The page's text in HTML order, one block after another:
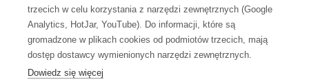
trzecich w celu korzystania z narzędzi zewnętrznych (Google
Analytics, HotJar, YouTube). Do informacji, które są
gromadzone w plikach cookies od podmiotów trzecich, mają
dostęp dostawcy wymienionych narzędzi zewnętrznych.
Dowiedz się więcej